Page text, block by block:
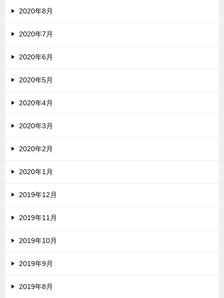
2020年8月
2020年7月
2020年6月
2020年5月
2020年4月
2020年3月
2020年2月
2020年1月
2019年12月
2019年11月
2019年10月
2019年9月
2019年8月